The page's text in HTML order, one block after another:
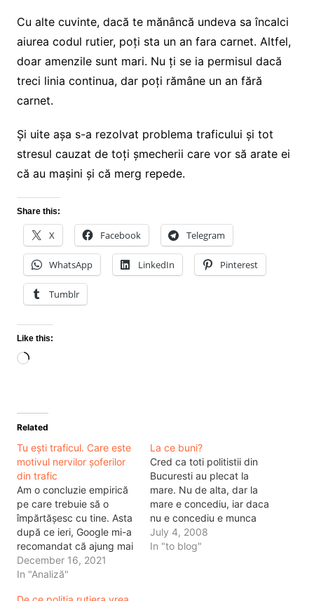
Cu alte cuvinte, dacă te mănâncă undeva sa încalci
aiurea codul rutier, poți sta un an fara carnet. Altfel,
doar amenzile sunt mari. Nu ți se ia permisul dacă
treci linia continua, dar poți rămâne un an fără
carnet.
Și uite așa s-a rezolvat problema traficului și tot
stresul cauzat de toți șmecherii care vor să arate ei
că au mașini și că merg repede.
Share this:
X Facebook Telegram
WhatsApp LinkedIn Pinterest
Tumblr
Like this:
Loading…
Related
Tu ești traficul. Care este
motivul nervilor șoferilor
din trafic
Am o concluzie empirică
pe care trebuie să o
împărtășesc cu tine. Asta
după ce ieri, Google mi-a
recomandat că ajung mai
repede pe jos, la o
distanță de 4 kilometri, în
December 16, 2021
In "Analiză"
La ce buni?
Cred ca toti politistii din
Bucuresti au plecat la
mare. Nu de alta, dar la
mare e concediu, iar daca
nu e concediu e munca
de tip concediu. Celalat
motiv pentru care ar fi
July 4, 2008
In "to blog"